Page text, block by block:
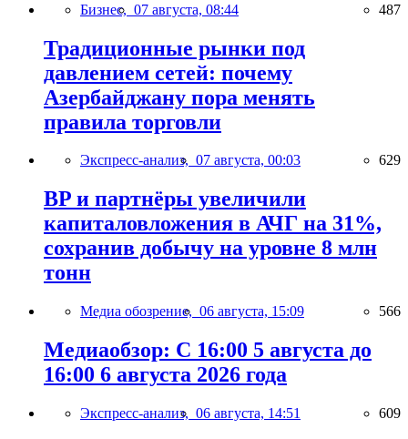
Бизнес, 07 августа, 08:44 487
Традиционные рынки под
давлением сетей: почему
Азербайджану пора менять
правила торговли
Экспресс-анализ, 07 августа, 00:03 629
BP и партнёры увеличили
капиталовложения в АЧГ на 31%,
сохранив добычу на уровне 8 млн
тонн
Медиа обозрение, 06 августа, 15:09 566
Медиаобзор: С 16:00 5 августа до
16:00 6 августа 2026 года
Экспресс-анализ, 06 августа, 14:51 609